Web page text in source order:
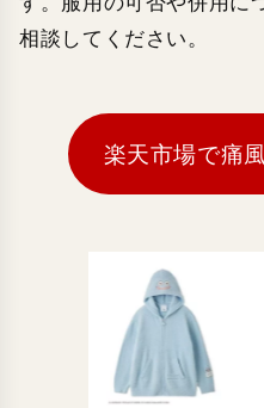
相談してください。
楽天市場で痛